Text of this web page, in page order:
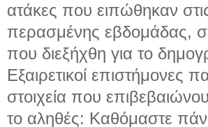
ατάκες που ειπώθηκαν
περασμένης εβδομάδας,
που διεξήχθη για το
Εξαιρετικοί επιστήμονες
στοιχεία που
το αληθές: Καθόμαστε